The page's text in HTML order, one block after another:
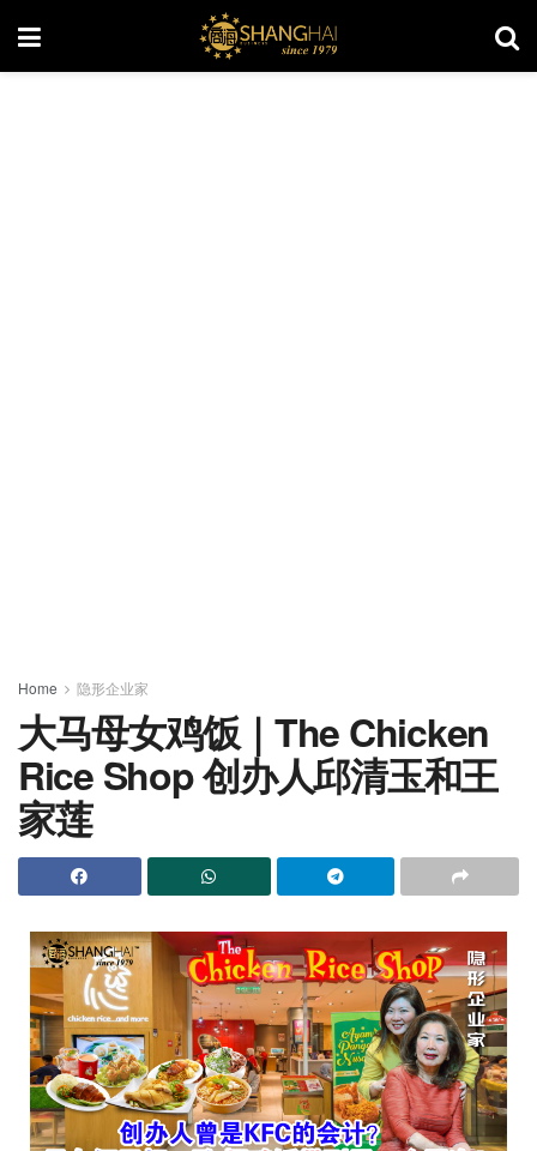
Home 隐形企业家
大马母女鸡饭｜The Chicken
Rice Shop 创办人邱清玉和王
家莲